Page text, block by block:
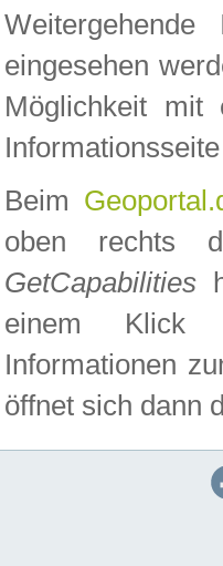
eingesehen
Möglichkeit mit
Beim
oben rechts
GetCapabilities
einem Klick
Informationen
öffnet sich dann